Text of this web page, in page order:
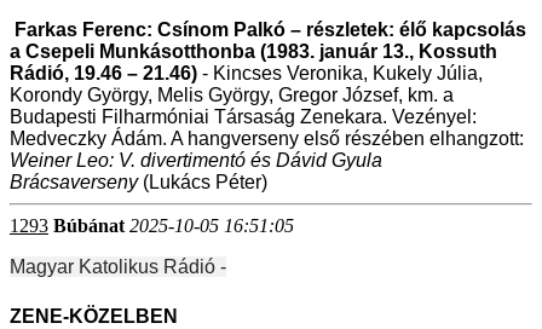
Farkas Ferenc: Csínom Palkó – részletek: élő kapcsolás
a Csepeli Munkásotthonba (1983. január 13., Kossuth
Rádió, 19.46 – 21.46) - Kincses Veronika, Kukely Júlia,
Korondy György, Melis György, Gregor József, km. a
Budapesti Filharmóniai Társaság Zenekara. Vezényel:
Medveczky Ádám. A hangverseny első részében elhangzott:
Weiner Leo: V. divertimentó és Dávid Gyula
Brácsaverseny (Lukács Péter)
1293 Búbánat 2025-10-05 16:51:05
Magyar Katolikus Rádió -
ZENE-KÖZELBEN